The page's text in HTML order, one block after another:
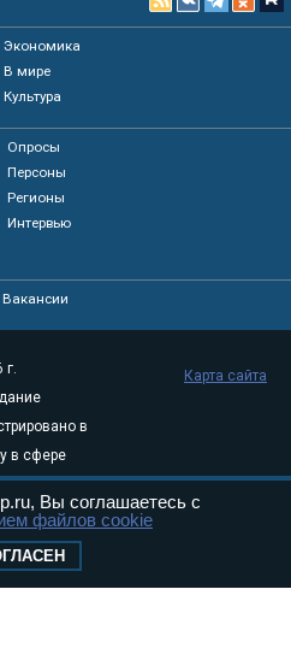
Экономика
В мире
Культура
Опросы
Персоны
Регионы
Интервью
Вакансии
г.
в
в сфере
и
05
№ ФС77-
Карта сайта
Вы соглашаетесь с
файлов cookie